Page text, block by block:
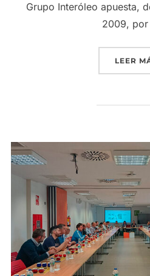
Grupo Interóleo apuesta,
2009,
LEER